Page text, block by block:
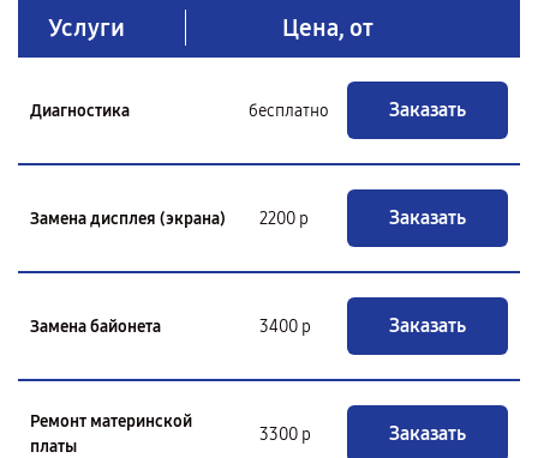
Услуги Цена, от
Диагностика бесплатно Заказать
Замена дисплея (экрана) 2200 р Заказать
Замена байонета 3400 р Заказать
Ремонт материнской
платы
3300 р Заказать